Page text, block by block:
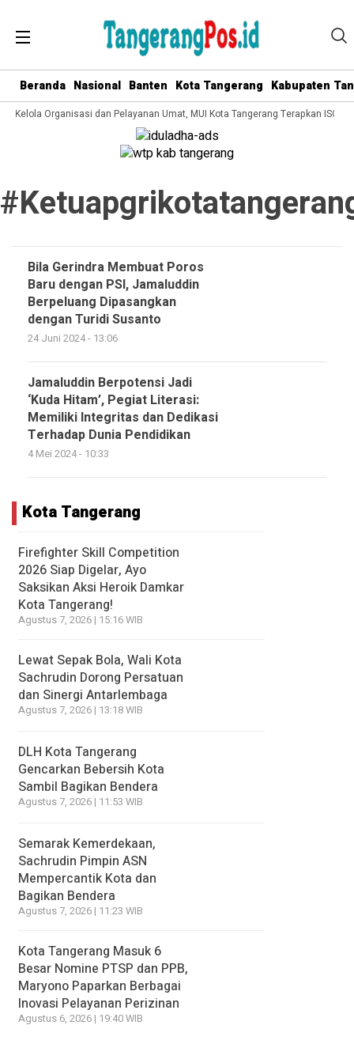
Beranda Nasional Banten Kota Tangerang Kabupaten
Kelola Organisasi dan Pelayanan Umat, MUI Kota Tangerang Terapkan ISO
Bila Gerindra Membuat Poros
Baru dengan PSI, Jamaluddin
Berpeluang Dipasangkan
dengan Turidi Susanto
24 Juni 2024 - 13:06
Jamaluddin Berpotensi Jadi
‘Kuda Hitam’, Pegiat Literasi:
Memiliki Integritas dan Dedikasi
Terhadap Dunia Pendidikan
4 Mei 2024 - 10:33
Kota Tangerang
Firefighter Skill Competition
2026 Siap Digelar, Ayo
Saksikan Aksi Heroik Damkar
Kota Tangerang!
Agustus 7, 2026 | 15:16 WIB
Lewat Sepak Bola, Wali Kota
Sachrudin Dorong Persatuan
dan Sinergi Antarlembaga
Agustus 7, 2026 | 13:18 WIB
DLH Kota Tangerang
Gencarkan Bebersih Kota
Sambil Bagikan Bendera
Agustus 7, 2026 | 11:53 WIB
Semarak Kemerdekaan,
Sachrudin Pimpin ASN
Mempercantik Kota dan
Bagikan Bendera
Agustus 7, 2026 | 11:23 WIB
Kota Tangerang Masuk 6
Besar Nomine PTSP dan PPB,
Maryono Paparkan Berbagai
Inovasi Pelayanan Perizinan
Agustus 6, 2026 | 19:40 WIB